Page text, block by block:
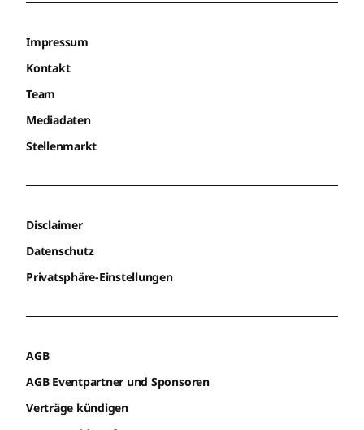
Impressum
Kontakt
Team
Mediadaten
Stellenmarkt
Disclaimer
Datenschutz
Privatsphäre-Einstellungen
AGB
AGB Eventpartner und Sponsoren
Verträge kündigen